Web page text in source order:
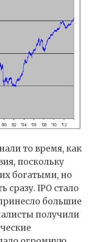
то время, как
поскольку
богатыми, но
сразу. IPO стало
большие
получили